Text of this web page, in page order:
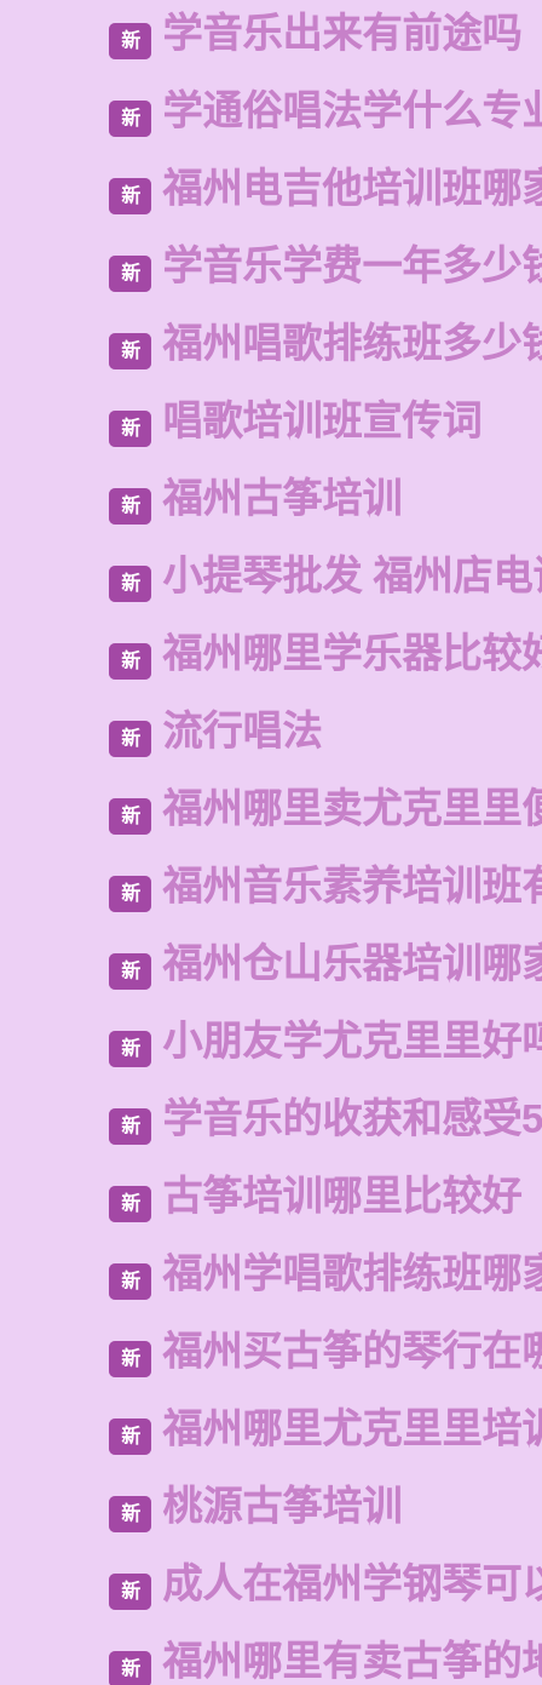
新 学音乐出来有前途吗
新 学通俗唱法学什么专
新 福州电吉他培训班哪
新 学音乐学费一年多少
新 福州唱歌排练班多少
新 唱歌培训班宣传词
新 福州古筝培训
新 小提琴批发 福州店
新 福州哪里学乐器比较
新 流行唱法
新 福州哪里卖尤克里里
新 福州音乐素养培训班
新 福州仓山乐器培训哪
新 小朋友学尤克里里好
新 学音乐的收获和感受
新 古筝培训哪里比较好
新 福州学唱歌排练班哪
新 福州买古筝的琴行在
新 福州哪里尤克里里培
新 桃源古筝培训
新 成人在福州学钢琴可
新 福州哪里有卖古筝的